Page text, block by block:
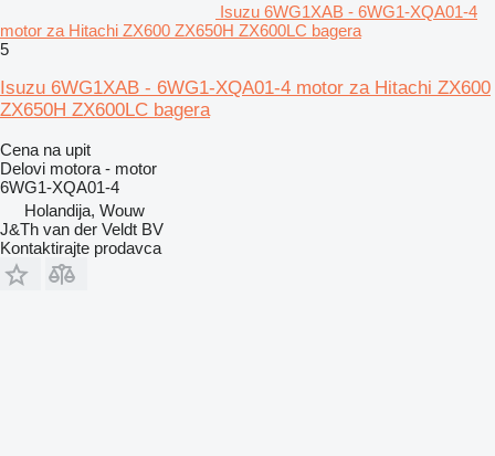
Isuzu 6WG1XAB - 6WG1-XQA01-4
motor za Hitachi ZX600 ZX650H ZX600LC bagera
5
Isuzu 6WG1XAB - 6WG1-XQA01-4 motor za Hitachi ZX600
ZX650H ZX600LC bagera
Cena na upit
Delovi motora - motor
6WG1-XQA01-4
Holandija, Wouw
J&Th van der Veldt BV
Kontaktirajte prodavca